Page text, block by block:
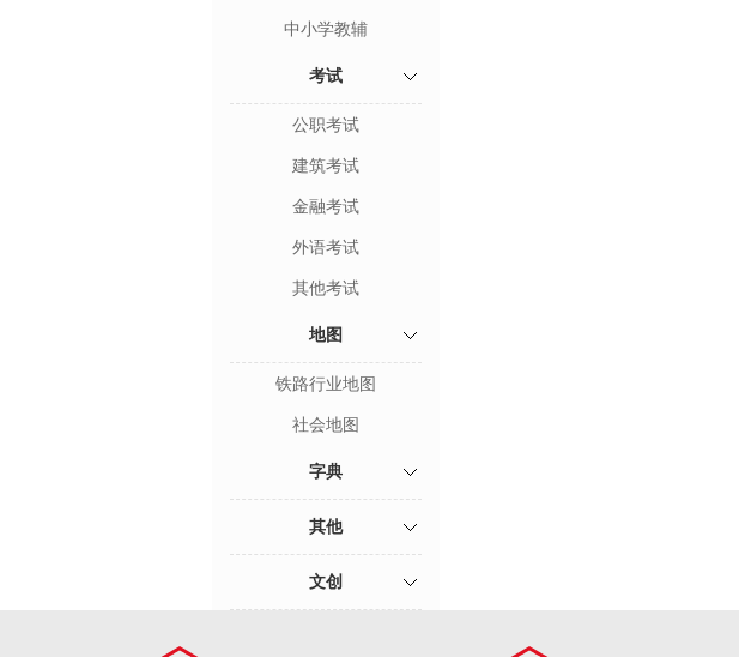
中小学教辅
考试
公职考试
建筑考试
金融考试
外语考试
其他考试
地图
铁路行业地图
社会地图
字典
其他
文创